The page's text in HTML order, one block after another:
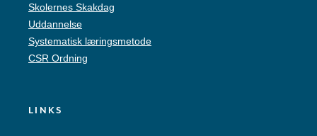
Skolernes Skakdag
Uddannelse
Systematisk læringsmetode
CSR Ordning
LINKS